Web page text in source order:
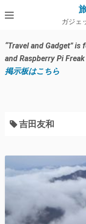
ン
ン
ツ
へ
ガジェ
“Travel and Gadget”
and Raspberry Pi Freak
掲示板はこちら
吉田友和